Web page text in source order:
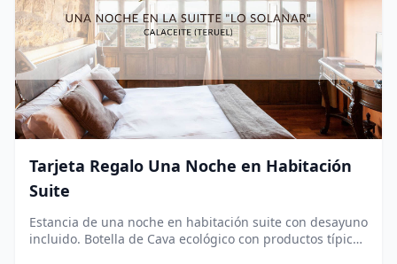
Tarjeta Regalo Una Noche en Habitación
Suite
Estancia de una noche en habitación suite con desayuno
incluido. Botella de Cava ecológico con productos típicos